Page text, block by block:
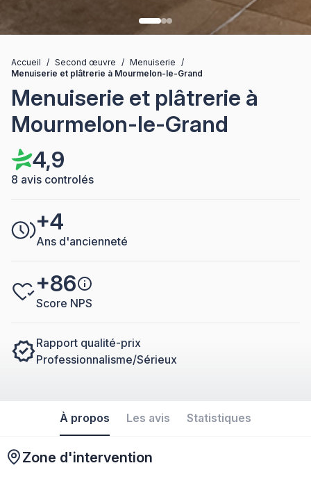
Accueil / Second œuvre / Menuiserie
/
Menuiserie et plâtrerie à Mourmelon-le-Grand
Menuiserie et plâtrerie à
Mourmelon-le-Grand
4,9
8 avis controlés
+4
Ans d'ancienneté
+86
Score NPS
Rapport qualité-prix
Professionnalisme/Sérieux
À propos Les avis Statistiques
Zone d'intervention